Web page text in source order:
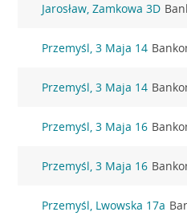
Jarosław, Zamkowa 3D
Przemyśl, 3 Maja 14
Przemyśl, 3 Maja 14
Przemyśl, 3 Maja 16
Przemyśl, 3 Maja 16
Przemyśl, Lwowska 17a